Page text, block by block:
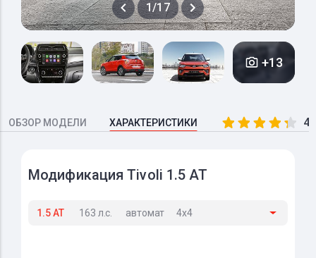
1/17
+13
ОБЗОР МОДЕЛИ ХАРАКТЕРИСТИКИ
Модификация Tivoli 1.5 AT
1.5 AT 163 л.с. автомат 4x4